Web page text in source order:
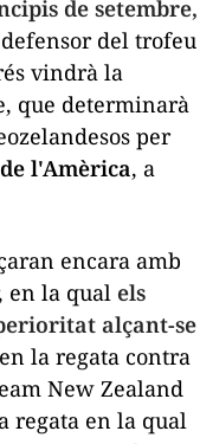
de setembre,
del trofeu
vindrà la
que determinarà
per
l'Amèrica, a
encara amb
en la qual els
alçant-se
la regata contra
New Zealand
regata en la qual